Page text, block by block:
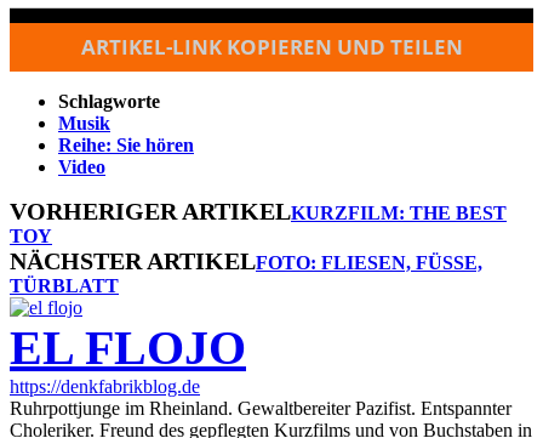
ARTIKEL-LINK KOPIEREN UND TEILEN
Schlagworte
Musik
Reihe: Sie hören
Video
VORHERIGER ARTIKELKURZFILM: THE BEST
TOY
NÄCHSTER ARTIKELFOTO: FLIESEN, FÜSSE, T
ÜRBLATT
EL FLOJO
https://denkfabrikblog.de
Ruhrpottjunge im Rheinland. Gewaltbereiter Pazifist. Entspannter
Choleriker. Freund des gepflegten Kurzfilms und von Buchstaben in